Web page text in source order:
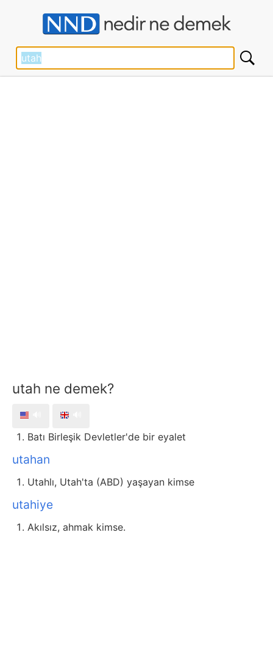
utah ne demek?
Batı Birleşik Devletler'de bir eyalet
utahan
Utahlı, Utah'ta (ABD) yaşayan kimse
utahiye
Akılsız, ahmak kimse.